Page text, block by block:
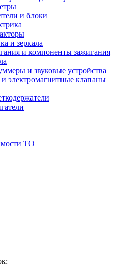
и блоки
и зеркала
и компоненты зажигания
и звуковые устройства
электромагнитные клапаны
ТО